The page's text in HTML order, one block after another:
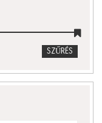
SZŰRÉS